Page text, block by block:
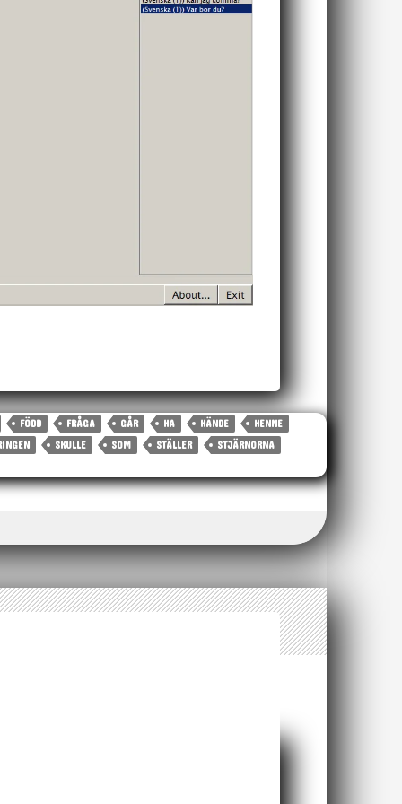
FÖDD FRÅGA GÅR HA HÄNDE
HENNE
SKULLE SOM STÄLLER
STJÄRNORNA